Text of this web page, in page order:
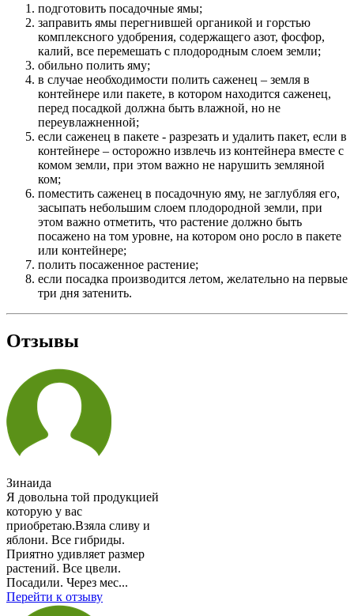
подготовить посадочные ямы;
заправить ямы перегнившей органикой и горстью
комплексного удобрения, содержащего азот, фосфор,
калий, все перемешать с плодородным слоем земли;
обильно полить яму;
в случае необходимости полить саженец – земля в
контейнере или пакете, в котором находится саженец,
перед посадкой должна быть влажной, но не
переувлажненной;
если саженец в пакете - разрезать и удалить пакет, если в
контейнере – осторожно извлечь из контейнера вместе с
комом земли, при этом важно не нарушить земляной
ком;
поместить саженец в посадочную яму, не заглубляя его,
засыпать небольшим слоем плодородной земли, при
этом важно отметить, что растение должно быть
посажено на том уровне, на котором оно росло в пакете
или контейнере;
полить посаженное растение;
если посадка производится летом, желательно на первые
три дня затенить.
Отзывы
Зинаида
Я довольна той продукцией
которую у вас
приобретаю.Взяла сливу и
яблони. Все гибриды.
Приятно удивляет размер
растений. Все цвели.
Посадили. Через мес...
Перейти к отзыву